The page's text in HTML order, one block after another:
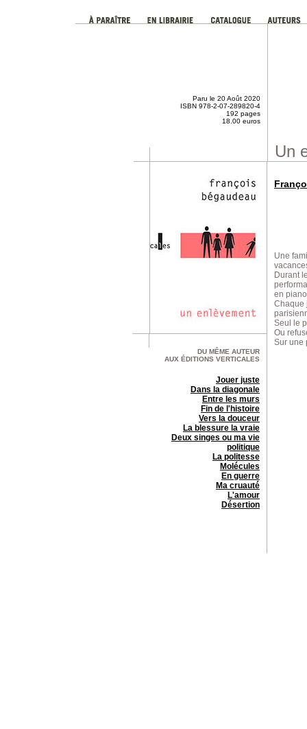
Paru le 20 Août 2020
ISBN 978-2-07-289820-4
192 pages
18.00 euros
Un
DU MÊME AUTEUR
AUX ÉDITIONS VERTICALES
Jouer juste
Dans la diagonale
Entre les murs
Fin de l'histoire
Vers la douceur
La blessure la vraie
Deux singes ou ma vie
politique
La politesse
Molécules
En guerre
Ma cruauté
L'amour
Désertion
Une
Durant
en
Chaque
Seul le
Ou
Sur une